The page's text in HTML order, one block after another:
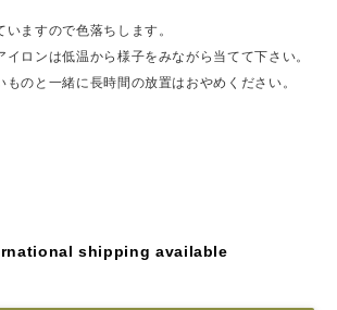
ますので色落ちします。
イロンは低温から様子をみながら当てて下さい。
ものと一緒に長時間の放置はおやめください。
shipping available